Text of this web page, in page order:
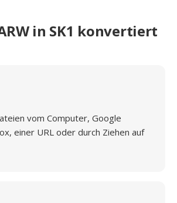
in SK1 konvertiert
vom Computer, Google
einer URL oder durch Ziehen auf